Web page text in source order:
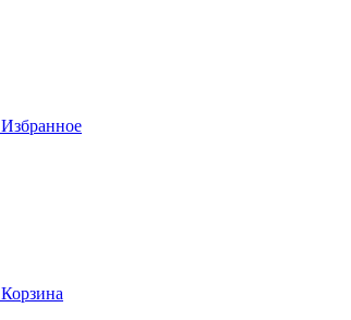
Избранное
Корзина